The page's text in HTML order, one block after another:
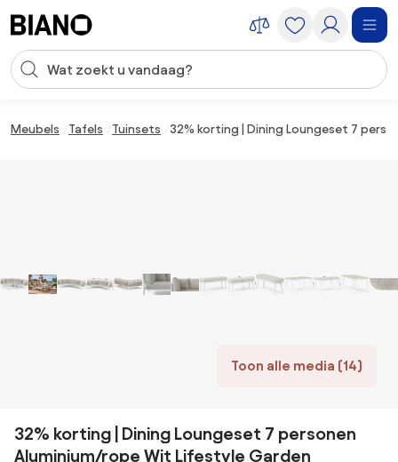
Zoekopdracht invoeren
Meubels Tafels Tuinsets 32% korting | Dining Loungeset 7
Toon alle media (14)
32% korting | Dining Loungeset 7 personen
Aluminium/rope Wit Lifestyle Garden